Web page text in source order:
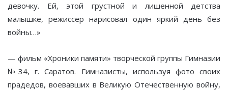
девочку. Ей, этой грустной и лишенной детства
малышке, режиссер нарисовал один яркий день без
войны…»
— фильм «Хроники памяти» творческой группы Гимназии
№34, г. Саратов. Гимназисты, используя фото своих
прадедов, воевавших в Великую Отечественную войну,